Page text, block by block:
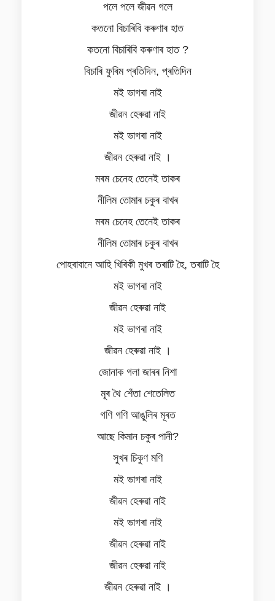
পলে পলে জীৱন গলে
কতনো বিচাৰিবি কৰুণাৰ হাত
কতনো বিচাৰিবি কৰুণাৰ হাত ?
বিচাৰি ফুৰিম প্ৰতিদিন, প্ৰতিদিন
মই ভাগৰা নাই
জীৱন হেৰুৱা নাই
মই ভাগৰা নাই
জীৱন হেৰুৱা নাই ।
মৰম চেনেহ তেনেই তাকৰ
নীলিম তোমাৰ চকুৰ বাখৰ
মৰম চেনেহ তেনেই তাকৰ
নীলিম তোমাৰ চকুৰ বাখৰ
পোহৰাবানে আহি খিৰিকী মুখৰ তৰাটি হৈ, তৰাটি হৈ
মই ভাগৰা নাই
জীৱন হেৰুৱা নাই
মই ভাগৰা নাই
জীৱন হেৰুৱা নাই ।
জোনাক গলা জাৰৰ নিশা
মূৰ থৈ শেঁতা শেতেলিত
গণি গণি আঙুলিৰ মূৰত
আছে কিমান চকুৰ পানী?
সুখৰ চিকুণ মণি
মই ভাগৰা নাই
জীৱন হেৰুৱা নাই
মই ভাগৰা নাই
জীৱন হেৰুৱা নাই
জীৱন হেৰুৱা নাই
জীৱন হেৰুৱা নাই ।